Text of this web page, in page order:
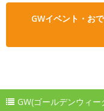
GWイベント・お
GW(ゴールデンウィ